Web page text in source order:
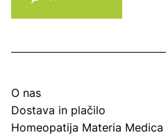
O nas
Dostava in plačilo
Homeopatija Materia Medica